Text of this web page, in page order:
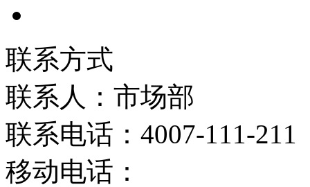
联系方式
联系人：市场部
联系电话：4007-111-211
移动电话：